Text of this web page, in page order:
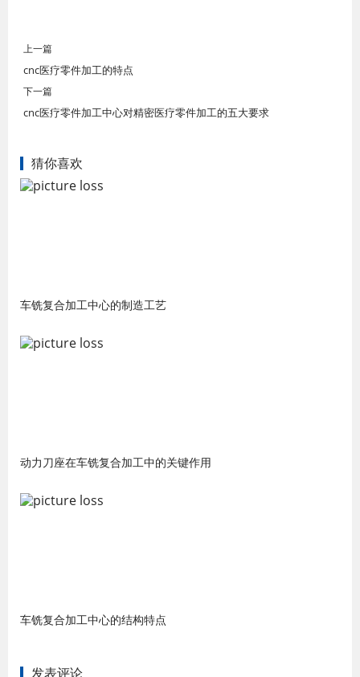
上一篇
cnc医疗零件加工的特点
下一篇
cnc医疗零件加工中心对精密医疗零件加工的五大要求
猜你喜欢
车铣复合加工中心的制造工艺
动力刀座在车铣复合加工中的关键作用
车铣复合加工中心的结构特点
发表评论